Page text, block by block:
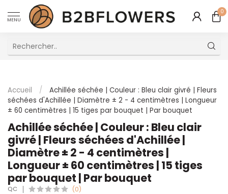
MENU
0
Accueil /
Achillée séchée | Couleur : Bleu clair givré | Fleurs
séchées d'Achillée | Diamètre ± 2 - 4 centimètres | Longueur
± 60 centimètres | 15 tiges par bouquet | Par bouquet
Achillée séchée | Couleur : Bleu clair
givré | Fleurs séchées d'Achillée |
Diamètre ± 2 - 4 centimètres |
Longueur ± 60 centimètres | 15 tiges
par bouquet | Par bouquet
QC (0)